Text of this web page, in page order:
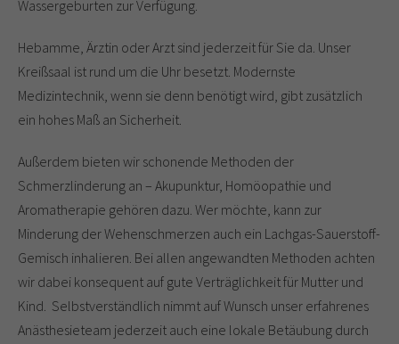
Wassergeburten zur Verfügung.
Hebamme, Ärztin oder Arzt sind jederzeit für Sie da. Unser
Kreißsaal ist rund um die Uhr besetzt. Modernste
Medizintechnik, wenn sie denn benötigt wird, gibt zusätzlich
ein hohes Maß an Sicherheit.
Außerdem bieten wir schonende Methoden der
Schmerzlinderung an – Akupunktur, Homöopathie und
Aromatherapie gehören dazu. Wer möchte, kann zur
Minderung der Wehenschmerzen auch ein Lachgas-Sauerstoff-
Gemisch inhalieren. Bei allen angewandten Methoden achten
wir dabei konsequent auf gute Verträglichkeit für Mutter und
Kind. Selbstverständlich nimmt auf Wunsch unser erfahrenes
Anästhesieteam jederzeit auch eine lokale Betäubung durch